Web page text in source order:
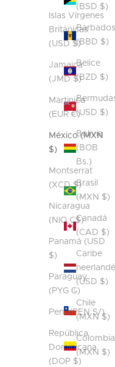
Islas Vírgenes
Británicas
(USD $)
Jamaica
(JMD $)
Martinica
(EUR €)
México (MXN
$)
Montserrat
(XCD $)
Nicaragua
(NIO C$)
Panamá (USD
$)
Paraguay
(PYG ₲)
Perú (PEN S/)
República
Dominicana
(DOP $)
(BSD $)
Barbados
(BBD $)
Belice
(BZD $)
(USD $)
Bolivia
(BOB
Bs.)
Brasil
(MXN $)
Canadá
(CAD $)
Caribe
(USD $)
Chile
(MXN $)
Colombia
(MXN $)